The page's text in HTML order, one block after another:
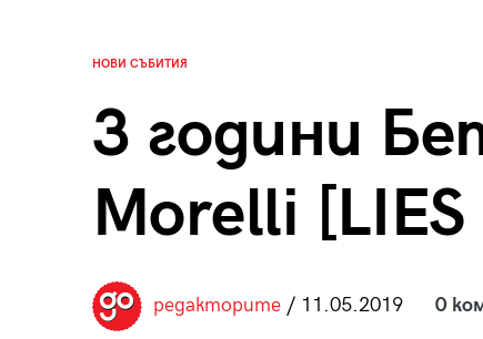
НОВИ СЪБИТИЯ
3 години
Morelli [LIES
редакторите/ 11.05.2019 0
Summer Prelude: